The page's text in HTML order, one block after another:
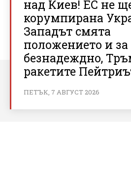
над Киев! ЕС не
корумпирана
Западът смята
положението и за
безнадеждно,
ракетите
ПЕТЪК, 7 АВГУСТ 2026